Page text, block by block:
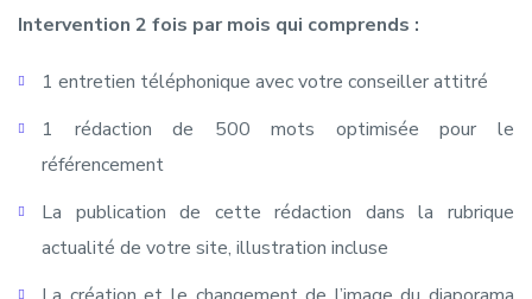
Intervention 2 fois par mois qui comprends :
1 entretien téléphonique avec votre conseiller attitré
1 rédaction de 500 mots optimisée pour le
référencement
La publication de cette rédaction dans la rubrique
actualité de votre site, illustration incluse